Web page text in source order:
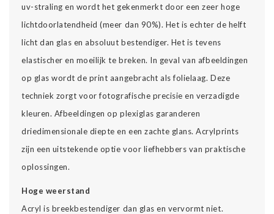
uv-straling en wordt het gekenmerkt door een zeer hoge
lichtdoorlatendheid (meer dan 90%). Het is echter de helft
licht dan glas en absoluut bestendiger. Het is tevens
elastischer en moeilijk te breken. In geval van afbeeldingen
op glas wordt de print aangebracht als folielaag. Deze
techniek zorgt voor fotografische precisie en verzadigde
kleuren. Afbeeldingen op plexiglas garanderen
driedimensionale diepte en een zachte glans. Acrylprints
zijn een uitstekende optie voor liefhebbers van praktische
oplossingen.
Hoge weerstand
Acryl is breekbestendiger dan glas en vervormt niet.